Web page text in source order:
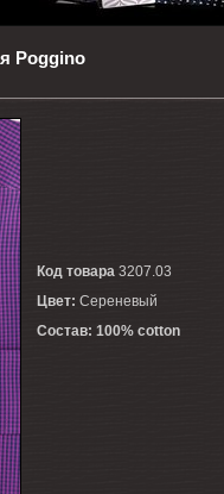
Poggino
Код товара 3207.03
Цвет: Сереневый
Состав: 100% cotton